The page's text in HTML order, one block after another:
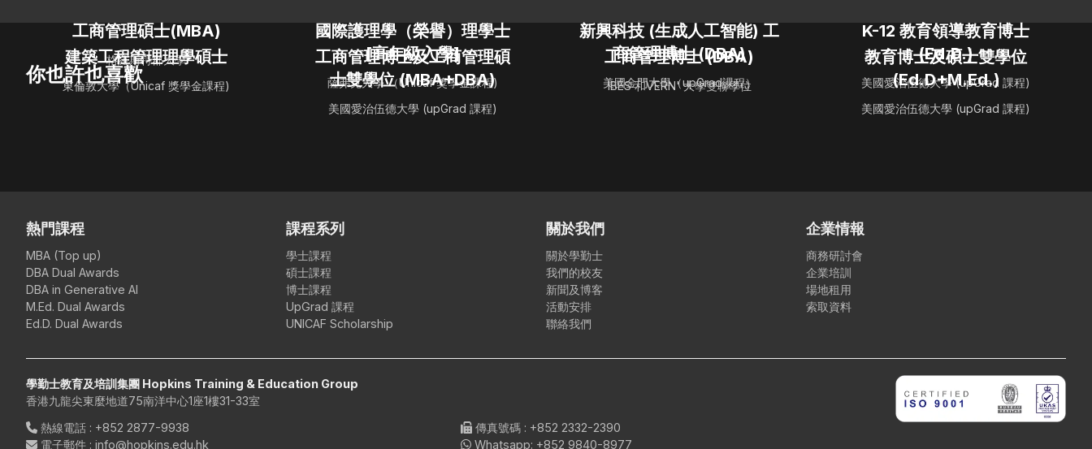
你也許也喜歡
工商管理碩士(MBA)
格羅斯特郡大學
國際護理學（榮譽）理學士
[高年級入學]
薩弗克大學 （Unicaf 獎學金課程)
新興科技 (生成人工智能) 工
商管理博士 (DBA)
美國金門大學（upGrad課程）
K-12 教育領導教育博士
(Ed.D.)
美國愛治伍德大學 (upGrad 課程)
建築工程管理理學碩士
東倫敦大學（Unicaf 獎學金課程)
工商管理博士及工商管理碩
士雙學位 (MBA+DBA)
美國愛治伍德大學 (upGrad 課程)
工商管理博士 (DBA)
IBES 和VERN' 大學雙聯學位
教育博士及碩士雙學位
(Ed.D+M.Ed.)
美國愛治伍德大學 (upGrad 課程)
熱門課程
MBA (Top up)
DBA Dual Awards
DBA in Generative AI
M.Ed. Dual Awards
Ed.D. Dual Awards
課程系列
學士課程
碩士課程
博士課程
UpGrad 課程
UNICAF Scholarship
關於我們
關於學勤士
我們的校友
新聞及博客
活動安排
聯絡我們
企業情報
商務研討會
企業培訓
場地租用
索取資料
學勤士教育及培訓集團 Hopkins Training & Education Group
香港九龍尖東麼地道75南洋中心1座1樓31-33室
熱線電話 : +852 2877-9938 傳真號碼 : +852 2332-2390
電子郵件 : info@hopkins.edu.hk Whatsapp: +852 9840-8977